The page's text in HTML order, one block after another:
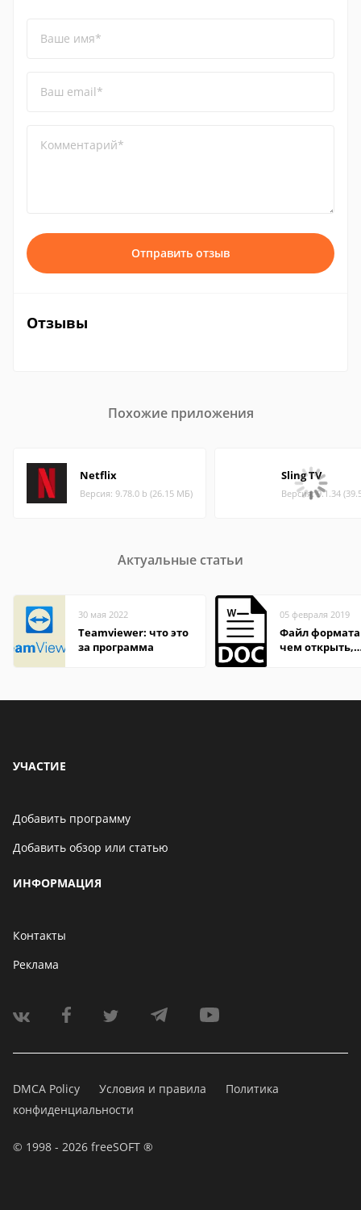
Ваше имя*
Ваш email*
Комментарий*
Отправить отзыв
Отзывы
Похожие приложения
Netflix
Версия: 9.78.0 b (26.15 МБ)
Sling TV
Версия: 9.1.34
Актуальные статьи
30 мая 2022
Teamviewer: что это
за программа
05 февраля 2019
Файл формата
чем открыть,
УЧАСТИЕ
Добавить программу
Добавить обзор или статью
ИНФОРМАЦИЯ
Контакты
Реклама
DMCA Policy Условия и правила
Политика
конфиденциальности
© 1998 - 2026 freeSOFT ®